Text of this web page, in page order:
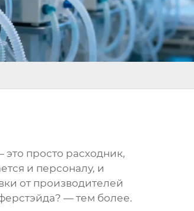
просто расходник,
и персоналу, и
от производителей
— тем более.